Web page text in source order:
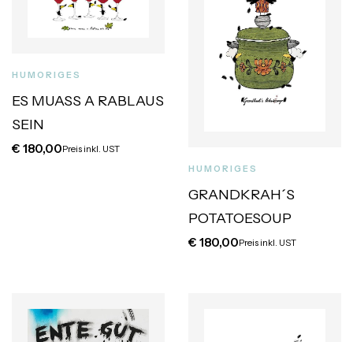
HUMORIGES
ES MUASS A RABLAUS
SEIN
€ 180,00Preis inkl. UST
HUMORIGES
GRANDKRAH´S
POTATOESOUP
€ 180,00Preis inkl. UST